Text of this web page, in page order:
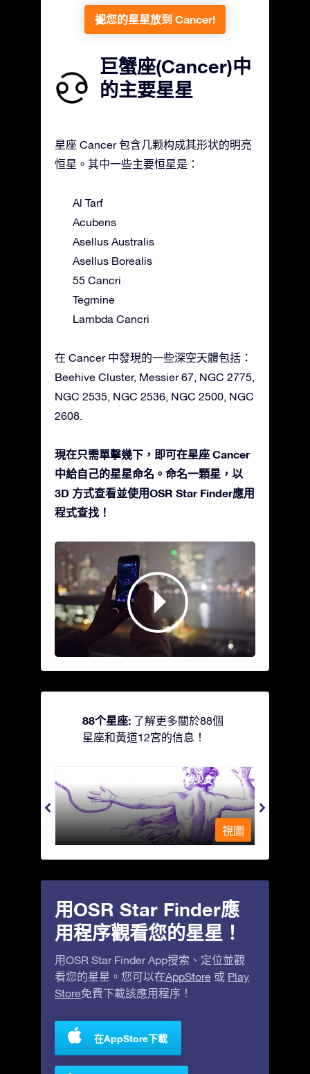
把您的星星放到 Cancer!
巨蟹座(Cancer)中
的主要星星
星座 Cancer 包含几颗构成其形状的明亮
恒星。其中一些主要恒星是：
Al Tarf
Acubens
Asellus Australis
Asellus Borealis
55 Cancri
Tegmine
Lambda Cancri
在 Cancer 中發現的一些深空天體包括：
Beehive Cluster, Messier 67, NGC 2775,
NGC 2535, NGC 2536, NGC 2500, NGC
2608.
現在只需單擊幾下，即可在星座 Cancer
中給自己的星星命名。命名一顆星，以
3D 方式查看並使用OSR Star Finder應用
程式查找！
88个星座: 了解更多關於88個
星座和黃道12宮的信息！
Andromeda - 被鐵鍊鎖著的少女
視圖
用OSR Star Finder應
用程序觀看您的星星！
用OSR Star Finder App搜索、定位並觀
看您的星星。您可以在AppStore 或 Play
Store免費下載該應用程序！
在AppStore下載